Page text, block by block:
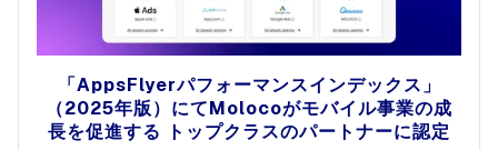
「AppsFlyerパフォーマンスインデックス」
（2025年版）にてMolocoがモバイル事業の成
長を促進する トップクラスのパートナーに認定